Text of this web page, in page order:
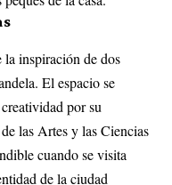
la inspiración de dos
El espacio se
por su
las Artes y las Ciencias
cuando se visita
de la ciudad